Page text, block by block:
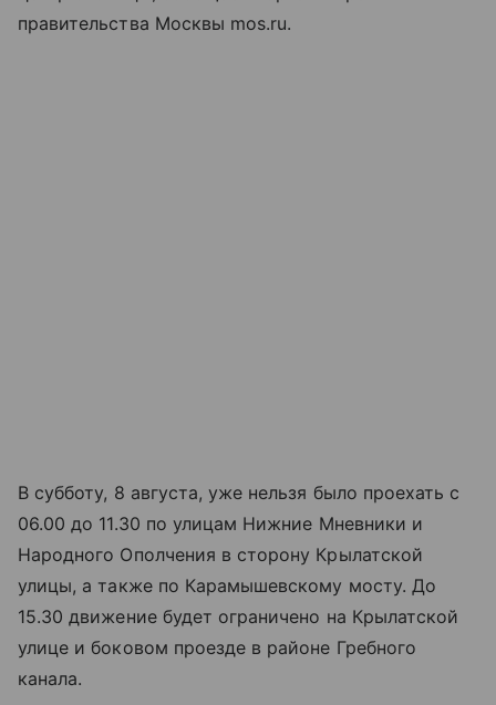
правительства Москвы mos.ru.
В субботу, 8 августа, уже нельзя было проехать с
06.00 до 11.30 по улицам Нижние Мневники и
Народного Ополчения в сторону Крылатской
улицы, а также по Карамышевскому мосту. До
15.30 движение будет ограничено на Крылатской
улице и боковом проезде в районе Гребного
канала.